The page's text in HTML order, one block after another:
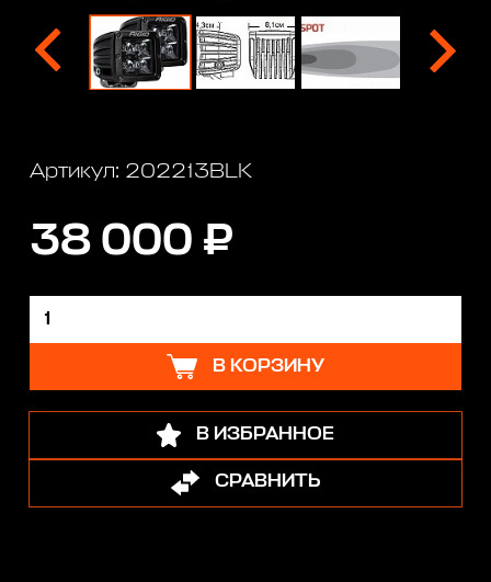
Артикул: 202213BLK
38 000 ₽
В КОРЗИНУ
В ИЗБРАННОЕ
СРАВНИТЬ